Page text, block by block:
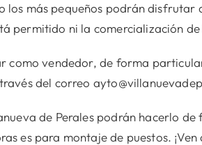
los más pequeños podrán
permitido ni la comercialización
como vendedor, de forma
del correo
de Perales podrán hacerlo
es para montaje de puestos.